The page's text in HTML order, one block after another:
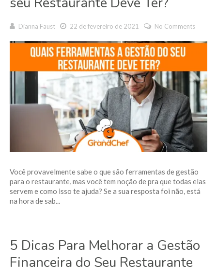
Dianna Faust 22 de fevereiro de 2021 No Comments
Você provavelmente sabe o que são ferramentas de gestão
para o restaurante, mas você tem noção de pra que todas elas
servem e como isso te ajuda? Se a sua resposta foi não, está
na hora de sab...
5 Dicas Para Melhorar a Gestão
Financeira do Seu Restaurante